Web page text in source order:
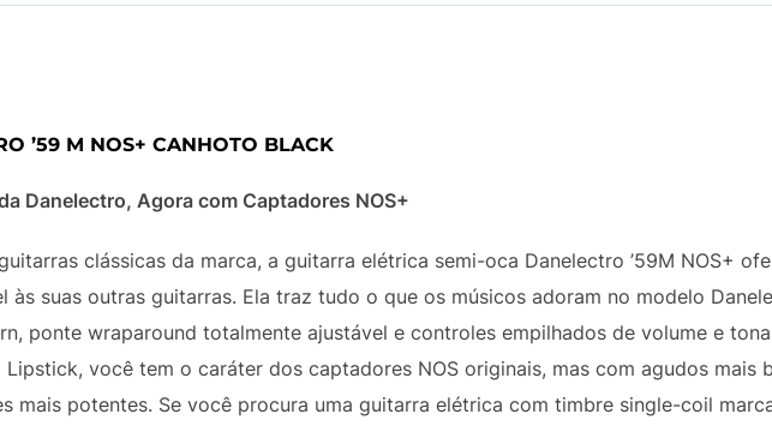
’59 M NOS+ CANHOTO BLACK
Danelectro, Agora com Captadores NOS+
clássicas da marca, a guitarra elétrica semi-oca Danelectro ’59M NOS+
às suas outras guitarras. Ela traz tudo o que os músicos adoram no modelo
ponte wraparound totalmente ajustável e controles empilhados de volume e
você tem o caráter dos captadores NOS originais, mas com agudos mais
mais potentes. Se você procura uma guitarra elétrica com timbre single-coil